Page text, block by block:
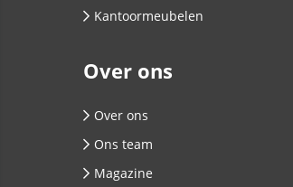
Kantoormeubelen
Over ons
Over ons
Ons team
Magazine